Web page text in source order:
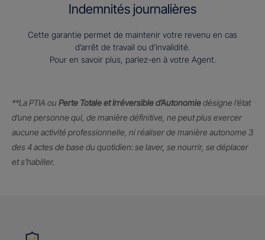
Indemnités journalières
Cette garantie permet de maintenir votre revenu en cas
d’arrêt de travail ou d’invalidité.
Pour en savoir plus, parlez-en à votre Agent.
**La PTIA ou Perte Totale et Irréversible d’Autonomiedésigne l’état
d’une personne qui, de manière définitive, ne peut plus exercer
aucune activité professionnelle, ni réaliser de manière autonome 3
des 4 actes de base du quotidien: se laver, se nourrir, se déplacer
et s’habiller.